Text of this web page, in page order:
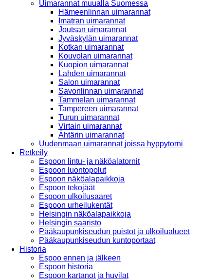
Uimarannat muualla Suomessa
Hämeenlinnan uimarannat
Imatran uimarannat
Joutsan uimarannat
Jyväskylän uimarannat
Kotkan uimarannat
Kouvolan uimarannat
Kuopion uimarannat
Lahden uimarannat
Salon uimarannat
Savonlinnan uimarannat
Tammelan uimarannat
Tampereen uimarannat
Turun uimarannat
Virtain uimarannat
Ähtärin uimarannat
Uudenmaan uimarannat joissa hyppytorni
Retkeily
Espoon lintu- ja näköalatornit
Espoon luontopolut
Espoon näköalapaikkoja
Espoon tekojäät
Espoon ulkoilusaaret
Espoon urheilukentät
Helsingin näköalapaikkoja
Helsingin saaristo
Pääkaupunkiseudun puistot ja ulkoilualueet
Pääkaupunkiseudun kuntoportaat
Historia
Espoo ennen ja jälkeen
Espoon historia
Espoon kartanot ja huvilat